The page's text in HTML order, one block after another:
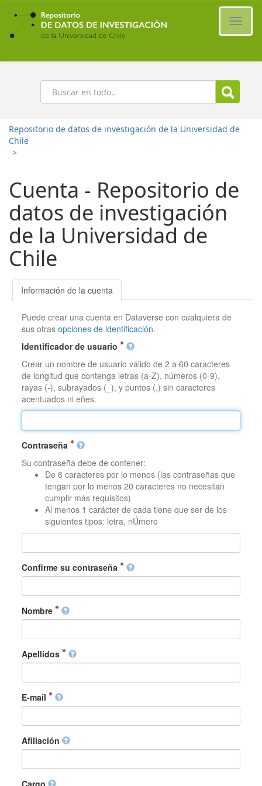
Ir
contenido
principal
Buscar
Repositorio de datos de investigación de la Universidad de
Chile
>
Cuenta - Repositorio de
datos de investigación
de la Universidad de
Chile
Información de la cuenta
Puede crear una cuenta en Dataverse con cualquiera de
sus otrasopciones de identificación.
Identificador de usuario
Crear un nombre de usuario válido de 2 a 60 caracteres
de longitud que contenga letras (a-Z), números (0-9),
rayas (-), subrayados (_), y puntos (.) sin caracteres
acentuados ni eñes.
Contraseña
Su contraseña debe de contener:
De 6 caracteres por lo menos (las contraseñas que
tengan por lo menos 20 caracteres no necesitan
cumplir más requisitos)
Al menos 1 carácter de cada tiene que ser de los
siguientes tipos: letra, nÚmero
Confirme su contraseña
Nombre
Apellidos
E-mail
Afiliación
Cargo